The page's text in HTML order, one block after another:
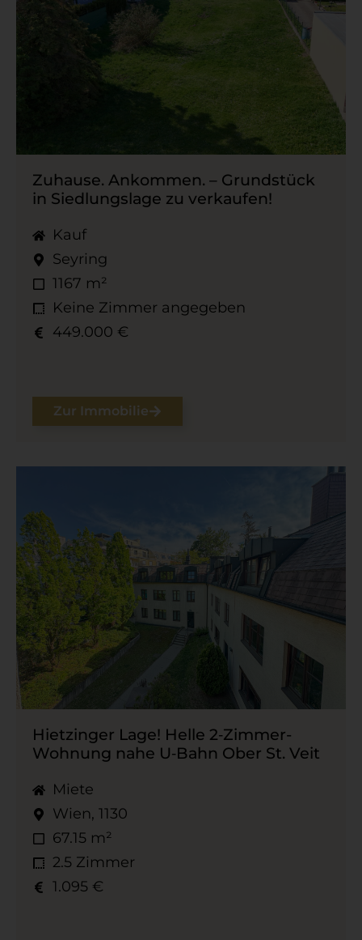
Zuhause. Ankommen. – Grundstück
in Siedlungslage zu verkaufen!
Kauf
Seyring
1167 m²
Keine Zimmer angegeben
449.000 €
Zur Immobilie
Hietzinger Lage! Helle 2‑Zimmer-​
Wohnung nahe U‑Bahn Ober St. Veit
Miete
Wien, 1130
67.15 m²
2.5 Zimmer
1.095 €